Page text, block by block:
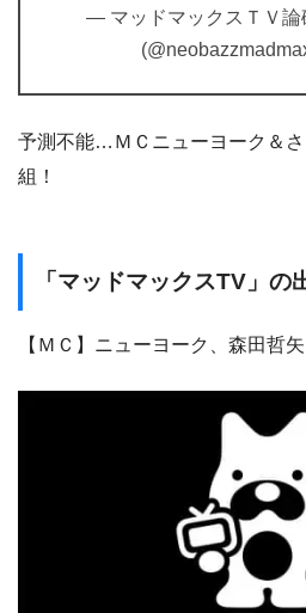
— マッドマックスＴＶ論
予測不能…ＭＣニューヨーク＆
組！
「マッドマックスTV」の
【ＭＣ】ニューヨーク、森田哲